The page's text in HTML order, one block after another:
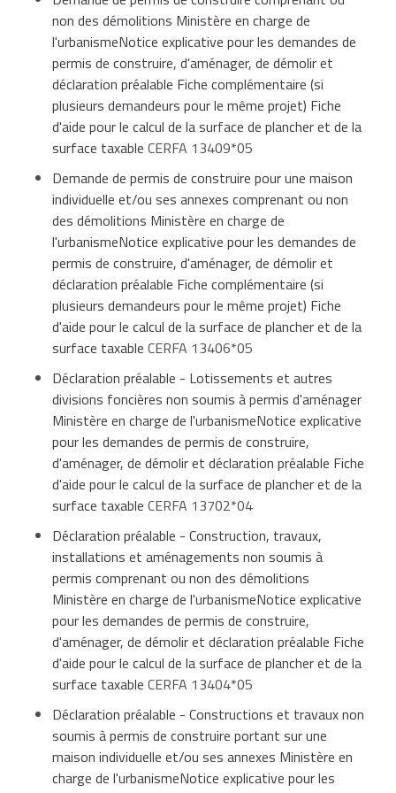
L'autorisation de changement d'usage, régie par le
code de la construction et de l'habitation, n'est
obligatoire que dans les cas suivants :
le projet de transformation concerne un local
d'habitation, c'est-à-dire toutes les catégories de
logements et leurs annexes (y compris les
logements-foyers, loges de gardien, chambres de
service, logements de fonction, logements inclus
dans un bail commercial et locaux meublés),
le logement est situé dans les communes de plus
de 200 000 habitants et dans les départements
des Hauts-de-Seine (92), de la Seine-Saint-Denis
(93) et du Val-de-Marne (94), sauf dans les zones
franches urbaines (ZFU).
À noter
requise lorsque l'activité professionnelle, y compris
commerciale, est exercée par l'occupant ayant sa
résidence principale dans le local et lorsqu'elle ne
s'accompagne d'aucune réception de clientèle ni de
marchandises.
professionnel (ou d'un commerce en bureaux ou
habitation par exemple) constitue un changement de
destination soumis au contrôle de l'administration et
doit donc recevoir une autorisation d'urbanisme.
Le type de demande d'autorisation d'urbanisme
dépend de l'existence ou non de travaux, selon les
soit le changement de destination est
accompagné de travaux créant plus de 5 m² de
surface de plancher ou modifiant les structures
porteuses ou la façade de l'immeuble : unpermis
de construireest nécessaire,
soit le changement de destination s'effectue sans
travaux, ou avec des travaux d'aménagement
intérieur légers : seule unedéclaration préalable
exigée.
préalable tiennent lieu de demande d'autorisation
exigée pour un changement d'usage.
Le code de l'urbanisme prévoit également, en cas de
changement de destination ayant pour objet la
création de locaux de travail dans la région Île-de-
France, l'obligation d'obtenir un agrément
administratif.
L'agrément doit être demandé si le projet concerne
une surface supérieure à 1 000 m², un seuil qui
exempte dans les faits un grand nombre des
Le propriétaire doit adresser, au bureau du cadastre
dont dépendent les locaux, une déclaration IL n°6704
dans les 3 mois (90 jours) de la réalisation du
changement.
Déclaration modèle IL - Changement de
consistance ou d'affectation des propriétés
bâties et non bâties
Cerfa 10517*02
Accéder au formulaire
Ministère en charge des finances
non des démolitions Ministère en charge de
l'urbanismeNotice explicative pour les demandes de
permis de construire, d'aménager, de démolir et
déclaration préalable Fiche complémentaire (si
plusieurs demandeurs pour le même projet) Fiche
d'aide pour le calcul de la surface de plancher et de la
surface taxable CERFA 13409*05
Demande de permis de construire pour une maison
individuelle et/ou ses annexes comprenant ou non
des démolitions Ministère en charge de
l'urbanismeNotice explicative pour les demandes de
permis de construire, d'aménager, de démolir et
déclaration préalable Fiche complémentaire (si
plusieurs demandeurs pour le même projet) Fiche
d'aide pour le calcul de la surface de plancher et de la
surface taxable CERFA 13406*05
Déclaration préalable - Lotissements et autres
divisions foncières non soumis à permis d'aménager
Ministère en charge de l'urbanismeNotice explicative
pour les demandes de permis de construire,
d'aménager, de démolir et déclaration préalable Fiche
d'aide pour le calcul de la surface de plancher et de la
surface taxable CERFA 13702*04
Déclaration préalable - Construction, travaux,
installations et aménagements non soumis à
permis comprenant ou non des démolitions
Ministère en charge de l'urbanismeNotice explicative
pour les demandes de permis de construire,
d'aménager, de démolir et déclaration préalable Fiche
d'aide pour le calcul de la surface de plancher et de la
surface taxable CERFA 13404*05
Déclaration préalable - Constructions et travaux non
soumis à permis de construire portant sur une
maison individuelle et/ou ses annexes Ministère en
charge de l'urbanismeNotice explicative pour les